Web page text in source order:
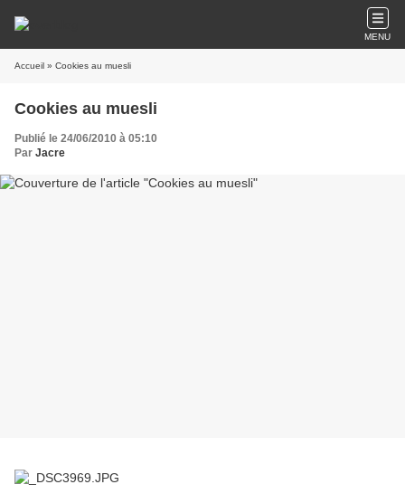
MENU
Accueil » Cookies au muesli
Cookies au muesli
Publié le 24/06/2010 à 05:10
Par Jacre